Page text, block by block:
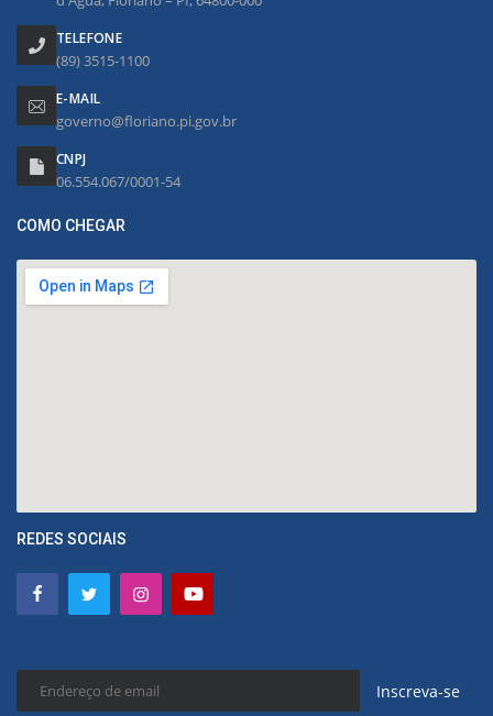
TELEFONE
(89) 3515-1100
E-MAIL
governo@floriano.pi.gov.br
CNPJ
06.554.067/0001-54
COMO CHEGAR
REDES SOCIAIS
Inscreva-se